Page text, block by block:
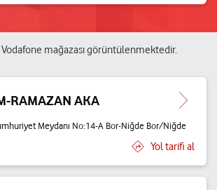
Vodafone mağazasıgörüntülenmektedir.
RAMAZAN AKA
Meydanı No:14-A Bor-Niğde Bor/Niğde
Yol tarifi al